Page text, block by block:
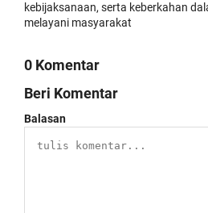
kebijaksanaan, serta keberkahan
melayani masyarakat
0 Komentar
Beri Komentar
Balasan